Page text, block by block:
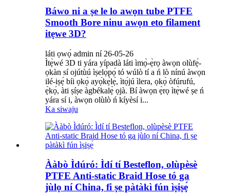
Báwo ni a ṣe le lo awọn tube PTFE
Smooth Bore ninu awọn eto filament
itẹwe 3D?
láti ọwọ́ admin ní 26-05-26
Ìtẹ̀wé 3D ti yára yípadà láti ìmọ̀-ẹ̀rọ àwọn olùfẹ́-
ọkàn sí ojútùú ìṣelọ́pọ́ tó wúlò tí a ń lò nínú àwọn
ilé-iṣẹ́ bíi ọkọ̀ ayọ́kẹ́lẹ́, ìtọ́jú ìlera, ọkọ̀ òfúrufú,
ẹ̀kọ́, àti ṣíṣe àgbékalẹ̀ ọjà. Bí àwọn ẹ̀rọ ìtẹ̀wé ṣe ń
yára sí i, àwọn olùlò ń kíyèsí i...
Ka siwaju
Ààbò Ìdúró: Ìdí tí Besteflon, olùpèsè
PTFE Anti-static Braid Hose tó ga
jùlọ ní China, fi ṣe pàtàkì fún ìṣiṣẹ́